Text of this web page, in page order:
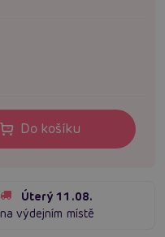
Do košíku
Úterý 11.08.
na výdejním místě